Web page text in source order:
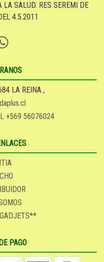
LA SALUD. RES SEREMI DE
4.5.2011
LA REINA ,
+569 56076024
PAGO